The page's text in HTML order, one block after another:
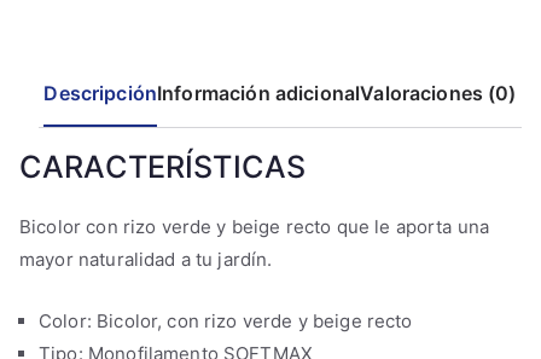
DescripciónInformación adicionalValoraciones (0)
CARACTERÍSTICAS
Bicolor con rizo verde y beige recto que le aporta una
mayor naturalidad a tu jardín.
Color: Bicolor, con rizo verde y beige recto
Tipo: Monofilamento SOFTMAX